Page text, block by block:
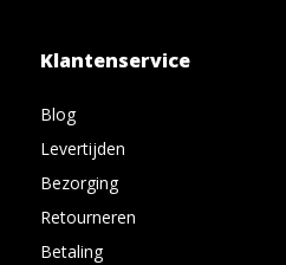
Klantenservice
Blog
Levertijden
Bezorging
Retourneren
Betaling